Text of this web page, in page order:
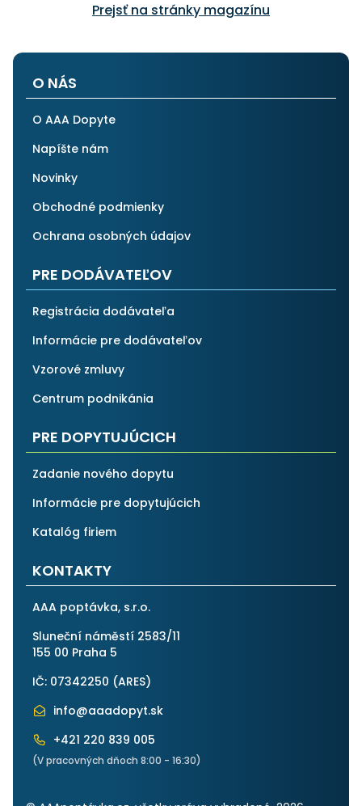
Prejsť na stránky magazínu
O NÁS
O AAA Dopyte
Napíšte nám
Novinky
Obchodné podmienky
Ochrana osobných údajov
PRE DODÁVATEĽOV
Registrácia dodávateľa
Informácie pre dodávateľov
Vzorové zmluvy
Centrum podnikánia
PRE DOPYTUJÚCICH
Zadanie nového dopytu
Informácie pre dopytujúcich
Katalóg firiem
KONTAKTY
AAA poptávka, s.r.o.
Sluneční náměstí 2583/11
155 00 Praha 5
IČ: 07342250 (ARES)
info@aaadopyt.sk
+421 220 839 005
(V pracovných dňoch 8:00 - 16:30)